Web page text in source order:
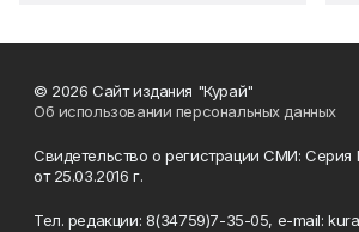
© 2026 Сайт издания "Курай"
Об использовании персональных данных
Свидетельство о регистрации СМИ:
от 25.03.2016 г.
Тел. редакции: 8(34759)7-35-05, e-mail: